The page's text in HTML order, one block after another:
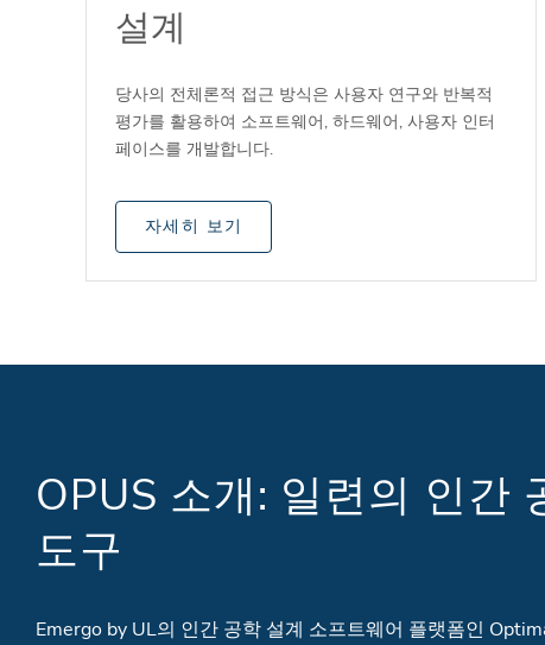
설계
당사의 전체론적 접근 방식은 사용자 연구와 반복적
평가를 활용하여 소프트웨어, 하드웨어, 사용자 인터
페이스를 개발합니다.
자세히 보기
OPUS 소개: 일련의 인간
도구
Emergo by UL의 인간 공학 설계 소프트웨어 플랫폼인